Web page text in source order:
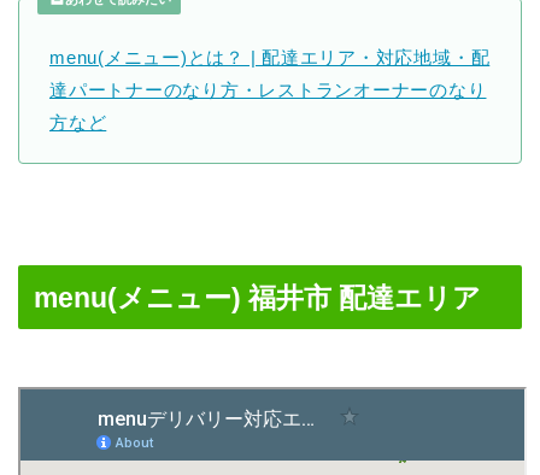
menu(メニュー)とは？ | 配達エリア・対応地域・配
達パートナーのなり方・レストランオーナーのなり
方など
menu(メニュー) 福井市 配達エリア